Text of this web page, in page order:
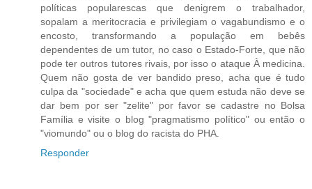
políticas popularescas que denigrem o trabalhador,
sopalam a meritocracia e privilegiam o vagabundismo e o
encosto, transformando a população em bebês
dependentes de um tutor, no caso o Estado-Forte, que não
pode ter outros tutores rivais, por isso o ataque À medicina.
Quem não gosta de ver bandido preso, acha que é tudo
culpa da "sociedade" e acha que quem estuda não deve se
dar bem por ser "zelite" por favor se cadastre no Bolsa
Família e visite o blog "pragmatismo político" ou então o
"viomundo" ou o blog do racista do PHA.
Responder